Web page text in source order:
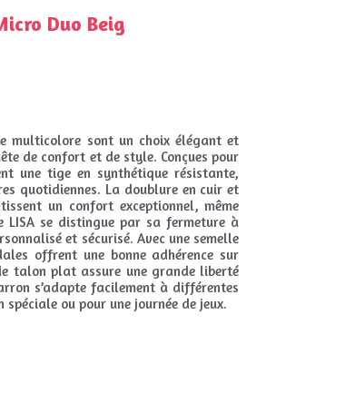
Duo Beig
multicolore sont un choix élégant et
de confort et de style. Conçues pour
une tige en synthétique résistante,
quotidiennes. La doublure en cuir et
un confort exceptionnel, même
LISA se distingue par sa fermeture à
et sécurisé. Avec une semelle
offrent une bonne adhérence sur
talon plat assure une grande liberté
s’adapte facilement à différentes
ou pour une journée de jeux.